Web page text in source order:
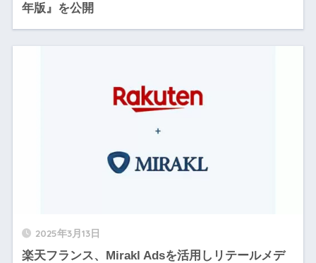
年版』を公開
2025年3月13日
楽天フランス、Mirakl Adsを活用しリテールメデ